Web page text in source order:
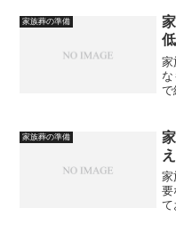
家族葬の準備
家
で
家族葬の準備
家
要
て